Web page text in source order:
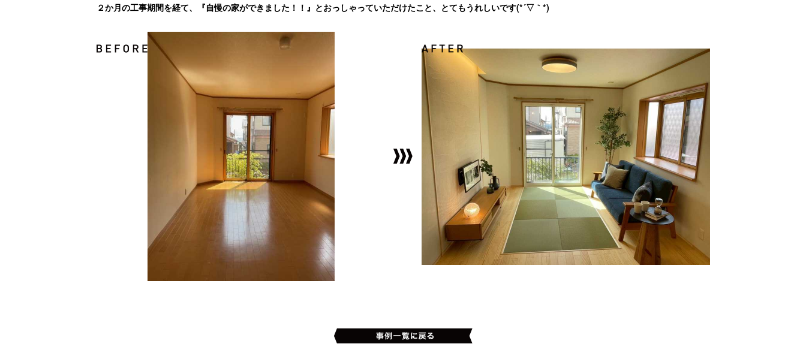
２か月の工事期間を経て、『自慢の家ができました！！』とおっしゃっていただけたこと、とてもうれしいです(*´▽｀*)